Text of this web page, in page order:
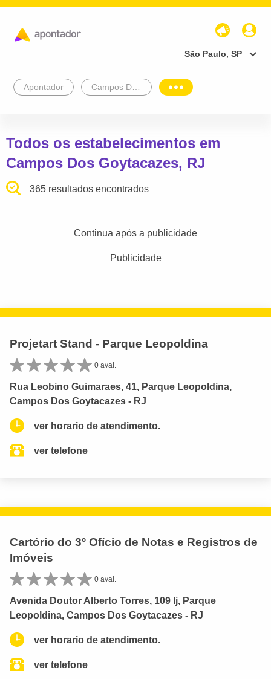
São Paulo, SP
Apontador
Todos os estabelecimentos em
Campos Dos Goytacazes, RJ
365 resultados encontrados
Continua após a publicidade
Publicidade
Projetart Stand - Parque Leopoldina
0 aval.
Rua Leobino Guimaraes, 41, Parque Leopoldina,
Campos Dos Goytacazes - RJ
ver horario de atendimento.
ver telefone
Cartório do 3º Ofício de Notas e Registros de
Imóveis
0 aval.
Avenida Doutor Alberto Torres, 109 lj, Parque
Leopoldina, Campos Dos Goytacazes - RJ
ver horario de atendimento.
ver telefone